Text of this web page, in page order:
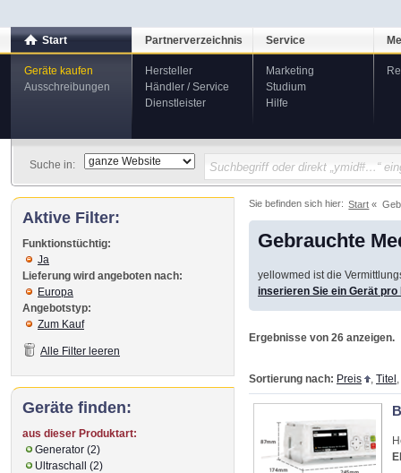
Start
Geräte kaufen
Ausschreibungen
Partnerverzeichnis
Hersteller
Händler / Service
Dienstleister
Service
Marketing
Studium
Hilfe
Suche in:
Sie befinden sich hier: Start
Gebrauchte
yellowmed ist die
inserieren Sie ein Gerät
Ergebnisse von 26 anzeigen.
Sortierung nach: Preis Titel
Aktive Filter:
Funktionstüchtig:
Ja
Lieferung wird angeboten nach:
Europa
Angebotstyp:
Zum Kauf
Alle Filter leeren
Geräte finden:
aus dieser Produktart:
Generator (2)
Ultraschall (2)